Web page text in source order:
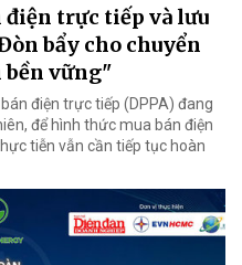
điện trực tiếp và lưu
bẩy cho chuyển
bền vững"
điện trực tiếp (DPPA) đang
để hình thức mua bán điện
tiễn vẫn cần tiếp tục hoàn